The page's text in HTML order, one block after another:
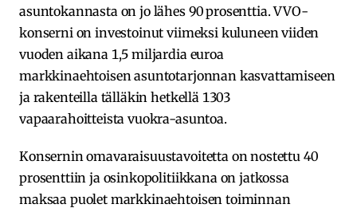
asuntokannasta on jo lähes 90 prosenttia. VVO-
konserni on investoinut viimeksi kuluneen viiden
vuoden aikana 1,5 miljardia euroa
markkinaehtoisen asuntotarjonnan kasvattamiseen
ja rakenteilla tälläkin hetkellä 1303
vapaarahoitteista vuokra-asuntoa.
Konsernin omavaraisuustavoitetta on nostettu 40
prosenttiin ja osinkopolitiikkana on jatkossa
maksaa puolet markkinaehtoisen toiminnan